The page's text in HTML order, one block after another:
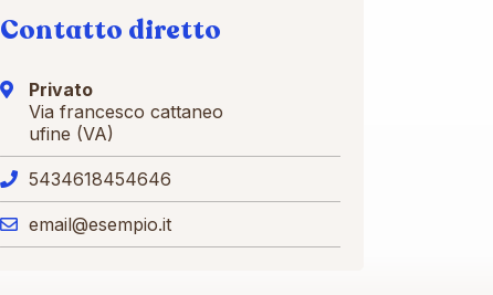
Contatto diretto
Privato
Via francesco cattaneo
ufine (VA)
5434618454646
email@esempio.it